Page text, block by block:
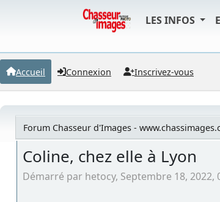
LES INFOS
Accueil Connexion Inscrivez-vous
Forum Chasseur d'Images -
Coline, chez elle à Lyon
Démarré par hetocy, Septembre 18, 2022,